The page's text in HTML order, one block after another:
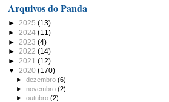
Arquivos do Panda
► 2025 (13)
► 2024 (11)
► 2023 (4)
► 2022 (14)
► 2021 (12)
▼ 2020 (170)
►dezembro(6)
►novembro(2)
►outubro(2)